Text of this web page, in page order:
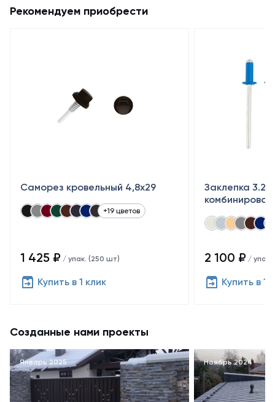
Рекомендуем приобрести
Саморез кровельный 4,8x29
+19 цветов
1 425 ₽ / упак. (250 шт)
Купить в 1 клик
Заклепка
2 100 ₽ / упак.
Купить в 1
Созданные нами проекты
Январь 2025 Ноябрь 2024